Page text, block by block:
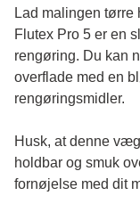
Lad malingen tørre
Flutex Pro 5 er en
rengøring. Du kan
overflade med en
rengøringsmidler.
Husk, at denne
holdbar og smuk
fornøjelse med dit